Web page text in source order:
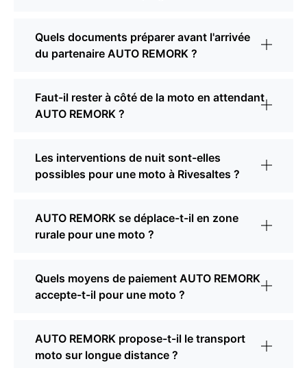
Quels documents préparer avant l'arrivée
du partenaire AUTO REMORK ?
Faut-il rester à côté de la moto en attendant
AUTO REMORK ?
Les interventions de nuit sont-elles
possibles pour une moto à Rivesaltes ?
AUTO REMORK se déplace-t-il en zone
rurale pour une moto ?
Quels moyens de paiement AUTO REMORK
accepte-t-il pour une moto ?
AUTO REMORK propose-t-il le transport
moto sur longue distance ?